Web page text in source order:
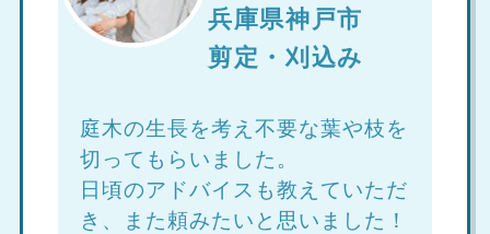
兵庫県神戸市
剪定・刈込み
庭木の生長を考え不要な葉や枝を
切ってもらいました。
日頃のアドバイスも教えていただ
き、また頼みたいと思いました！